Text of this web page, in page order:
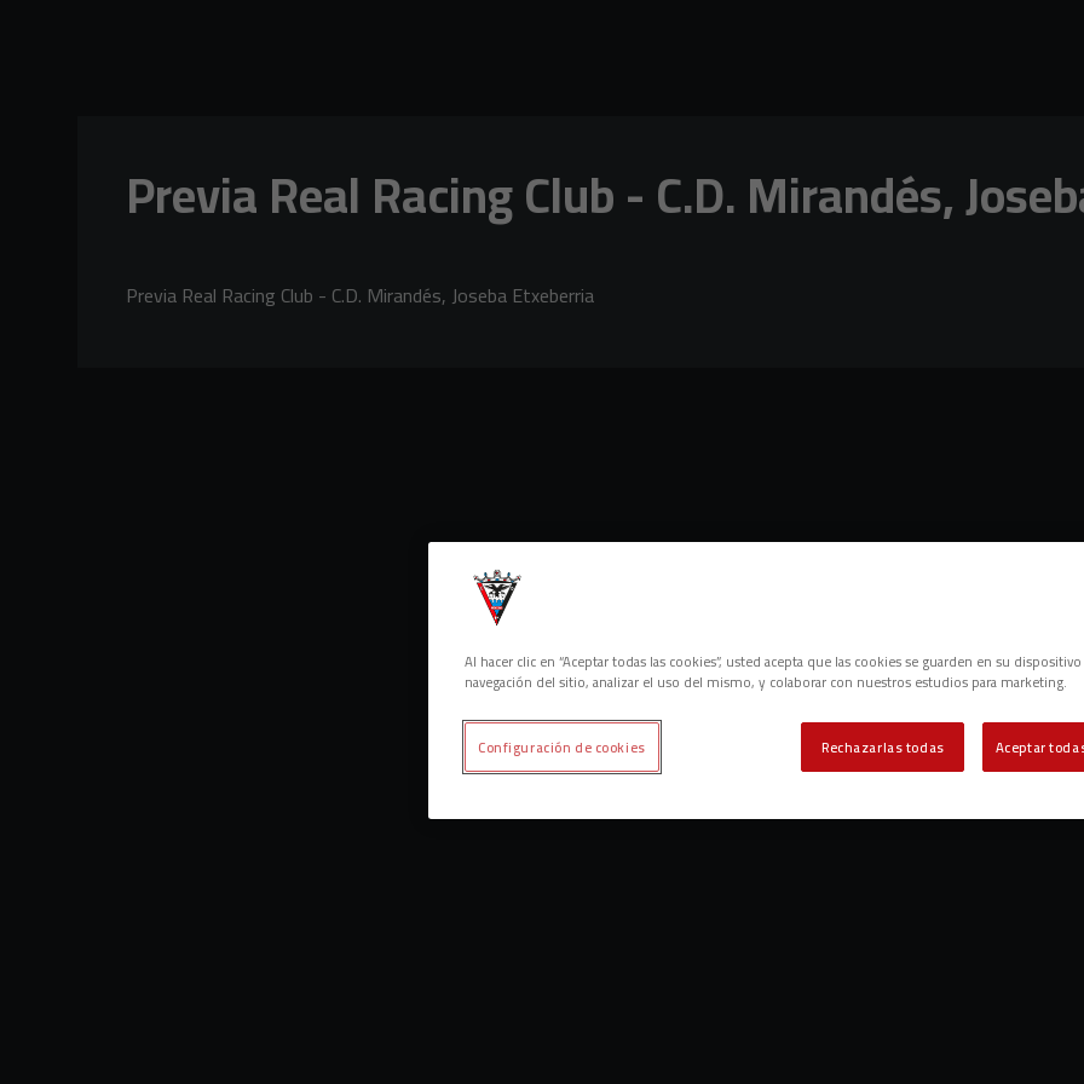
Previa Real Racing Club - C.D. Mirandés,
Previa Real Racing Club - C.D. Mirandés, Joseba Etxeberria
Al hacer clic en “Aceptar todas las cookies”, usted acepta que las cookies se guarden en su
navegación del sitio, analizar el uso del mismo, y colaborar con nuestros estudios para marketing.
Rechazarlas todas Aceptar
Configuración de cookies